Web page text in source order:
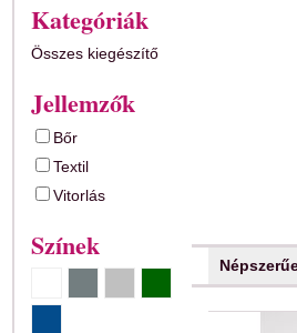
Kategóriák
Összes kiegészítő
Jellemzők
Bőr
Textil
Vitorlás
Színek